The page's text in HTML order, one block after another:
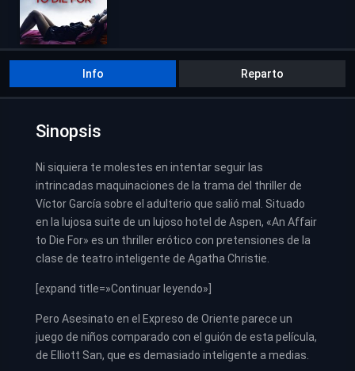
Info Reparto
Sinopsis
Ni siquiera te molestes en intentar seguir las
intrincadas maquinaciones de la trama del thriller de
Víctor García sobre el adulterio que salió mal. Situado
en la lujosa suite de un lujoso hotel de Aspen, «An Affair
to Die For» es un thriller erótico con pretensiones de la
clase de teatro inteligente de Agatha Christie.
[expand title=»Continuar leyendo»]
Pero Asesinato en el Expreso de Oriente parece un
juego de niños comparado con el guión de esta película,
de Elliott San, que es demasiado inteligente a medias.